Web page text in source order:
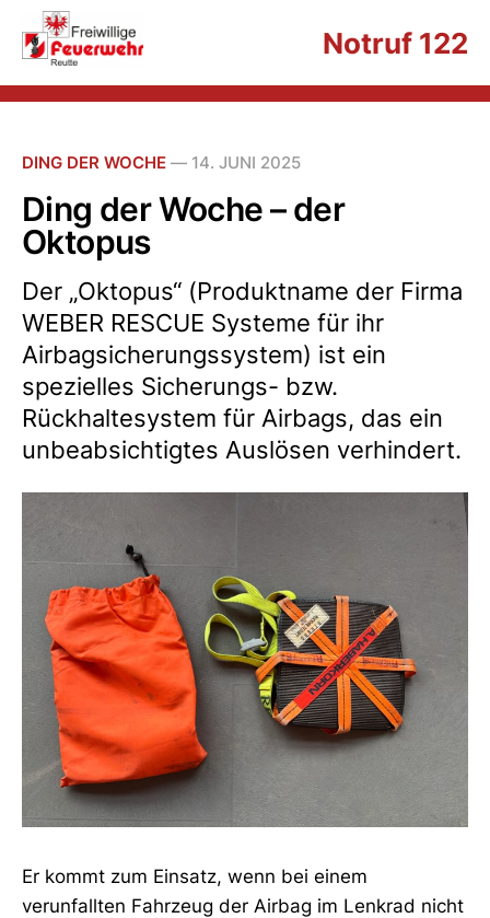
Notruf 122
DING DER WOCHE — 14. JUNI 2025
Ding der Woche – der
Oktopus
Der „Oktopus“ (Produktname der Firma
WEBER RESCUE Systeme für ihr
Airbagsicherungssystem) ist ein
spezielles Sicherungs- bzw.
Rückhaltesystem für Airbags, das ein
unbeabsichtigtes Auslösen verhindert.
Er kommt zum Einsatz, wenn bei einem
verunfallten Fahrzeug der Airbag im Lenkrad nicht